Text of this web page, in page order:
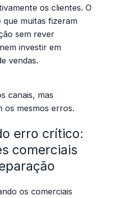
os clientes. O
que muitas fizeram
sem rever
investir em
vendas.
canais, mas
os mesmos erros.
erro crítico:
comerciais
os comerciais